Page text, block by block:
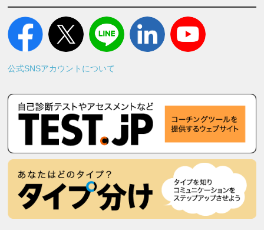
公式SNSアカウントについて